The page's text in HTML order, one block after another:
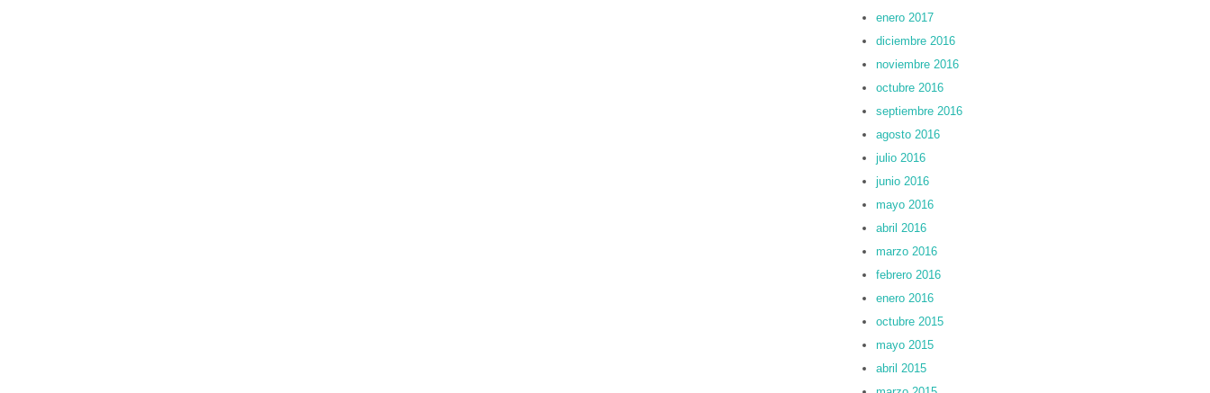
enero 2017
diciembre 2016
noviembre 2016
octubre 2016
septiembre 2016
agosto 2016
julio 2016
junio 2016
mayo 2016
abril 2016
marzo 2016
febrero 2016
enero 2016
octubre 2015
mayo 2015
abril 2015